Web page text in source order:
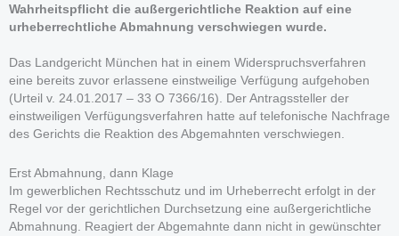
Wahrheitspflicht die außergerichtliche Reaktion auf eine
urheberrechtliche Abmahnung verschwiegen wurde.
Das Landgericht München hat in einem Widerspruchsverfahren
eine bereits zuvor erlassene einstweilige Verfügung aufgehoben
(Urteil v. 24.01.2017 – 33 O 7366/16). Der Antragssteller der
einstweiligen Verfügungsverfahren hatte auf telefonische Nachfrage
des Gerichts die Reaktion des Abgemahnten verschwiegen.
Erst Abmahnung, dann Klage
Im gewerblichen Rechtsschutz und im Urheberrecht erfolgt in der
Regel vor der gerichtlichen Durchsetzung eine außergerichtliche
Abmahnung. Reagiert der Abgemahnte dann nicht in gewünschter